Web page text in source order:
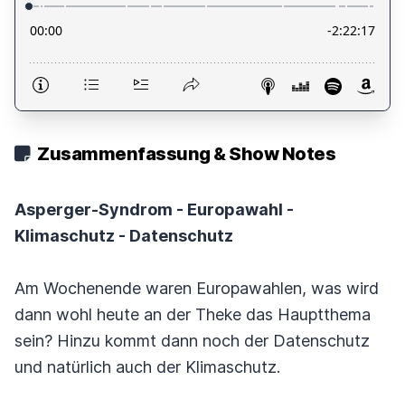
Zusammenfassung & Show Notes
Asperger-Syndrom - Europawahl -
Klimaschutz - Datenschutz
Am Wochenende waren Europawahlen, was wird
dann wohl heute an der Theke das Hauptthema
sein? Hinzu kommt dann noch der Datenschutz
und natürlich auch der Klimaschutz.